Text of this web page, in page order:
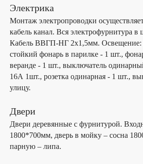
Электрика
Монтаж электропроводки
кабель канал. Вся электрофурнитура в
Кабель ВВГП-НГ 2х1,5мм. Освещение:
стойкий фонарь в парилке - 1 шт.,
веранде - 1 шт., выключатель
16А 1шт., розетка одинарная - 1 шт.,
улицу.
Двери
Двери деревянные с фурнитурой.
1800*700мм, дверь в мойку – сосна
парную – липа.